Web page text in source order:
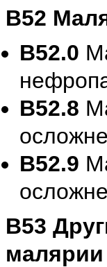
B52
B52.0
B52.8
B52.9
B53
малярии